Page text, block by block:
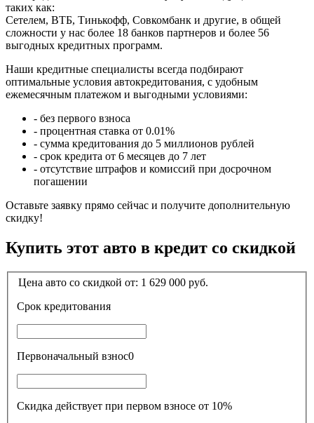
таких как:
Сетелем, ВТБ, Тинькофф, Совкомбанк и другие, в общей
сложности у нас более 18 банков партнеров и более 56
выгодных кредитных программ.
Наши кредитные специалисты всегда подбирают
оптимальные условия автокредитования, с удобным
ежемесячным платежом и выгодными условиями:
- без первого взноса
- процентная ставка от 0.01%
- сумма кредитования до 5 миллионов рублей
- срок кредита от 6 месяцев до 7 лет
- отсутствие штрафов и комиссий при досрочном
погашении
Оставьте заявку прямо сейчас и получите дополнительную
скидку!
Купить этот авто в кредит со скидкой
Цена авто со скидкой от: 1 629 000 руб.
Срок кредитования
Первоначальный взнос0
Скидка действует при первом взносе от 10%